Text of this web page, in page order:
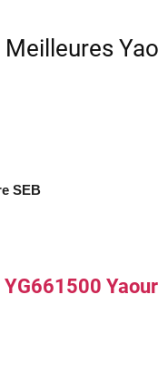
Meilleures
SEB
YG661500